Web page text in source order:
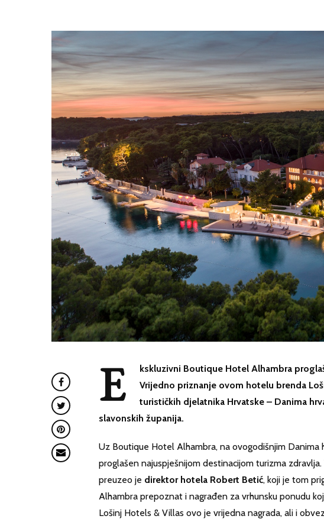
E kskluzivni Boutique Hotel Alhambra
Vrijedno priznanje ovom hotelu brenda
turističkih djelatnika Hrvatske – Danima
slavonskih županija.
Uz Boutique Hotel Alhambra, na ovogodišnjim
proglašen najuspješnijom destinacijom turizma
preuzeo je direktor hotela Robert Betić, koji je tom
Alhambra prepoznat i nagrađen za vrhunsku ponudu
Lošinj Hotels & Villas ovo je vrijedna nagrada, ali i